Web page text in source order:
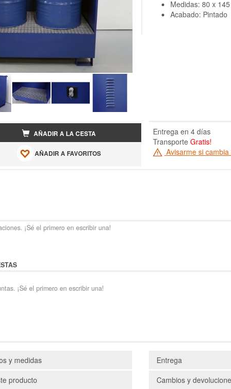
Medidas: 80 x
Acabado: Pintado
AÑADIR A LA CESTA
AÑADIR A FAVORITOS
Entrega en 4 días
TransporteGratis!
Avisarme si
¡Sé el primero en escribir una!
¡Sé el primero en escribir una!
y medidas
producto
Entrega
Cambios y